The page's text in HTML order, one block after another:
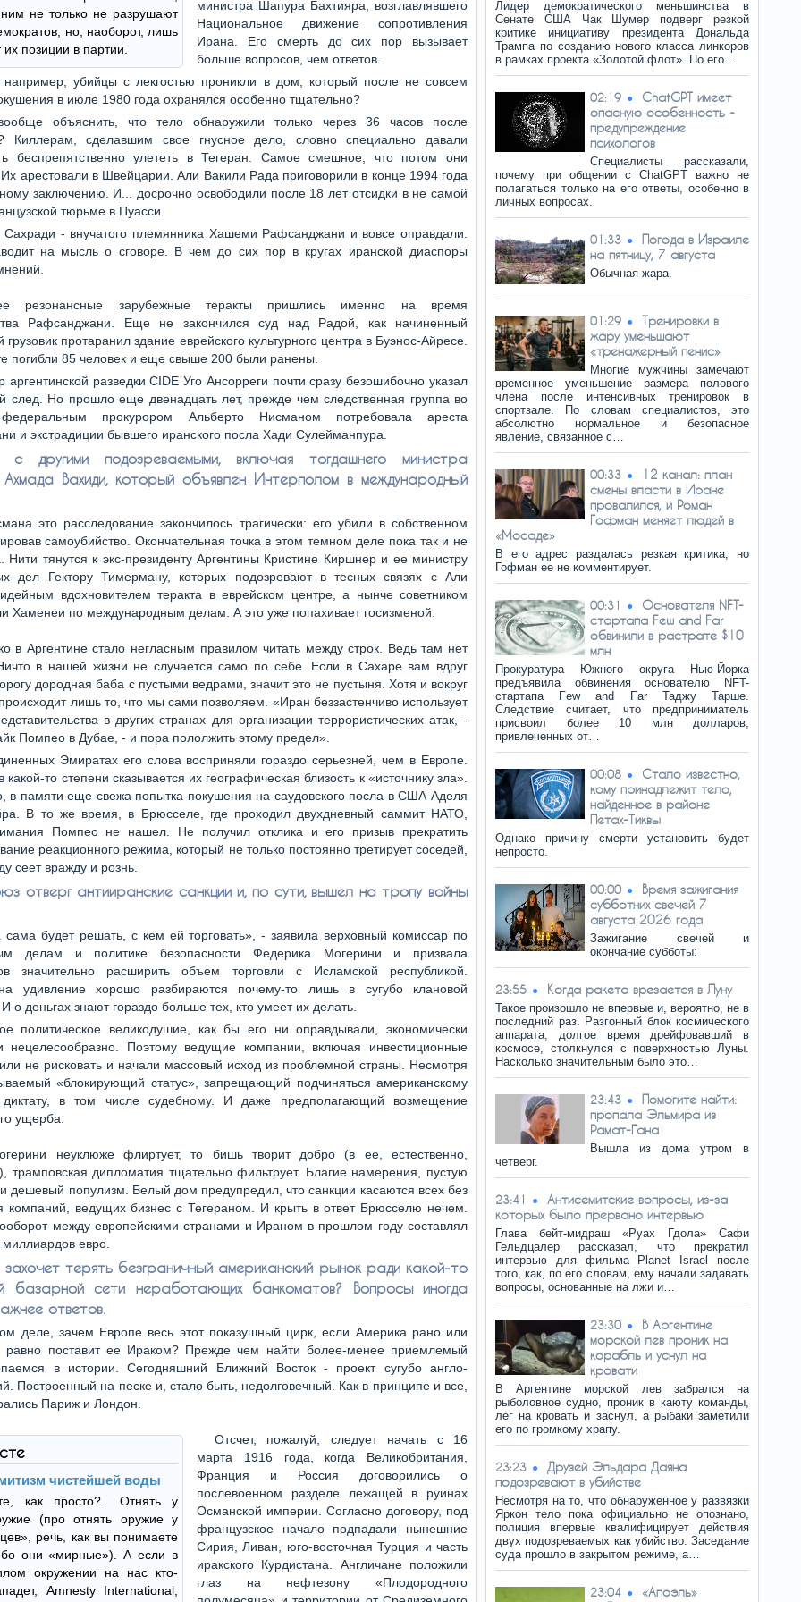
ним не только не разрушают
но, наоборот, лишь
позиции в партии.
министра Шапура Бахтияра, возглавлявшего
Национальное движение сопротивления
Ирана. Его смерть до сих пор вызывает
больше вопросов, чем ответов.
убийцы с лекгостью проникли в дом, который после не совсем
в июле 1980 года охранялся особенно тщательно?
объяснить, что тело обнаружили только через 36 часов после
Киллерам, сделавшим свое гнусное дело, словно специально давали
беспрепятственно улететь в Тегеран. Самое смешное, что потом они
арестовали в Швейцарии. Али Вакили Рада приговорили в конце 1994 года
заключению. И... досрочно освободили после 18 лет отсидки в не самой
тюрьме в Пуасси.
- внучатого племянника Хашеми Рафсанджани и вовсе оправдали.
на мысль о сговоре. В чем до сих пор в кругах иранской диаспоры
резонансные зарубежные теракты пришлись именно на время
Рафсанджани. Еще не закончился суд над Радой, как начиненный
грузовик протаранил здание еврейского культурного центра в Буэнос-Айресе.
погибли 85 человек и еще свыше 200 были ранены.
аргентинской разведки CIDE Уго Ансорреги почти сразу безошибочно указал
след. Но прошло еще двенадцать лет, прежде чем следственная группа во
прокурором Альберто Нисманом потребовала ареста
и экстрадиции бывшего иранского посла Хади Сулейманпура.
с другими подозреваемыми, включая тогдашнего министра
Вахиди, который объявлен Интерполом в международный
это расследование закончилось трагически: его убили в собственном
самоубийство. Окончательная точка в этом темном деле пока так и не
Нити тянутся к экс-президенту Аргентины Кристине Киршнер и ее министру
дел Гектору Тимерману, которых подозревают в тесных связях с Али
вдохновителем теракта в еврейском центре, а нынче советником
Хаменеи по международным делам. А это уже попахивает госизменой.
в Аргентине стало негласным правилом читать между строк. Ведь там нет
в нашей жизни не случается само по себе. Если в Сахаре вам вдруг
дородная баба с пустыми ведрами, значит это не пустыня. Хотя и вокруг
лишь то, что мы сами позволяем. «Иран беззастенчиво использует
в других странах для организации террористических атак, -
Помпео в Дубае, - и пора пололжить этому предел».
Эмиратах его слова восприняли гораздо серьезней, чем в Европе.
то степени сказывается их географическая близость к «источнику зла».
в памяти еще свежа попытка покушения на саудовского посла в США Аделя
В то же время, в Брюсселе, где проходил двухдневный саммит НАТО,
Помпео не нашел. Не получил отклика и его призыв прекратить
реакционного режима, который не только постоянно третирует соседей,
сеет вражду и рознь.
отверг антииранские санкции и, по сути, вышел на тропу войны
сама будет решать, с кем ей торговать», - заявила верховный комиссар по
делам и политике безопасности Федерика Могерини и призвала
значительно расширить объем торговли с Исламской республикой.
удивление хорошо разбираются почему-то лишь в сугубо клановой
о деньгах знают гораздо больше тех, кто умеет их делать.
политическое великодушие, как бы его ни оправдывали, экономически
нецелесообразно. Поэтому ведущие компании, включая инвестиционные
не рисковать и начали массовый исход из проблемной страны. Несмотря
«блокирующий статус», запрещающий подчиняться американскому
в том числе судебному. И даже предполагающий возмещение
ущерба.
неуклюже флиртует, то бишь творит добро (в ее, естественно,
трамповская дипломатия тщательно фильтрует. Благие намерения, пустую
дешевый популизм. Белый дом предупредил, что санкции касаются всех без
компаний, ведущих бизнес с Тегераном. И крыть в ответ Брюсселю нечем.
между европейскими странами и Ираном в прошлом году составлял
миллиардов евро.
терять безграничный американский рынок ради какой-то
базарной сети неработающих банкоматов? Вопросы иногда
ответов.
деле, зачем Европе весь этот показушный цирк, если Америка рано или
равно поставит ее Ираком? Прежде чем найти более-менее приемлемый
в истории. Сегодняшний Ближний Восток - проект сугубо англо-
Построенный на песке и, стало быть, недолговечный. Как в принципе и все,
Париж и Лондон.
чистейшей воды
как просто?.. Отнять у
(про отнять оружие у
речь, как вы понимаете
они «мирные»). А если в
окружении на нас кто-
Amnesty International,
Отсчет, пожалуй, следует начать с 16
марта 1916 года, когда Великобритания,
Франция и Россия договорились о
послевоенном разделе лежащей в руинах
Османской империи. Согласно договору, под
французское начало подпадали нынешние
Сирия, Ливан, юго-восточная Турция и часть
иракского Курдистана. Англичане положили
глаз на нефтезону «Плодородного
Лидер демократического меньшинства в
Сенате США Чак Шумер подверг резкой
критике инициативу президента Дональда
Трампа по созданию нового класса линкоров
в рамках проекта «Золотой флот». По его…
02:19
ChatGPT имеет
опасную особенность -
предупреждение
психологов
Специалисты рассказали,
почему при общении с ChatGPT важно не
полагаться только на его ответы, особенно в
личных вопросах.
01:33
Погода в Израиле
на пятницу, 7 августа
Обычная жара.
01:29
Тренировки в
жару уменьшают
«тренажерный пенис»
Многие мужчины замечают
временное уменьшение размера полового
члена после интенсивных тренировок в
спортзале. По словам специалистов, это
абсолютно нормальное и безопасное
явление, связанное с…
00:33
12 канал: план
смены власти в Иране
провалился, и Роман
Гофман меняет людей в
«Мосаде»
В его адрес раздалась резкая критика, но
Гофман ее не комментирует.
00:31
Основателя NFT-
стартапа Few and Far
обвинили в растрате $10
млн
Прокуратура Южного округа Нью-Йорка
предъявила обвинения основателю NFT-
стартапа Few and Far Таджу Тарше.
Следствие считает, что предприниматель
присвоил более 10 млн долларов,
привлеченных от…
00:08
Стало известно,
кому принадлежит тело,
найденное в районе
Петах-Тиквы
Однако причину смерти установить будет
непросто.
00:00
Время зажигания
субботних свечей 7
августа 2026 года
Зажигание свечей и
окончание субботы:
23:55 Когда ракета врезается в Луну
Такое произошло не впервые и, вероятно, не в
последний раз. Разгонный блок космического
аппарата, долгое время дрейфовавший в
космосе, столкнулся с поверхностью Луны.
Насколько значительным было это…
23:43
Помогите найти:
пропала Эльмира из
Рамат-Гана
Вышла из дома утром в
четверг.
23:41
Антисемитские вопросы, из-за
которых было прервано интервью
Глава бейт-мидраш «Руах Гдола» Сафи
Гельдцалер рассказал, что прекратил
интервью для фильма Planet Israel после
того, как, по его словам, ему начали задавать
вопросы, основанные на лжи и…
23:30
В Аргентине
морской лев проник на
корабль и уснул на
кровати
В Аргентине морской лев забрался на
рыболовное судно, проник в каюту команды,
лег на кровать и заснул, а рыбаки заметили
его по громкому храпу.
23:23
Друзей Эльдара Даяна
подозревают в убийстве
Несмотря на то, что обнаруженное у развязки
Яркон тело пока официально не опознано,
полиция впервые квалифицирует действия
двух подозреваемых как убийство. Заседание
суда прошло в закрытом режиме, а…
23:04
«Апоэль»